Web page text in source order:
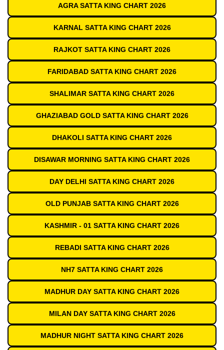
AGRA SATTA KING CHART 2026
KARNAL SATTA KING CHART 2026
RAJKOT SATTA KING CHART 2026
FARIDABAD SATTA KING CHART 2026
SHALIMAR SATTA KING CHART 2026
GHAZIABAD GOLD SATTA KING CHART 2026
DHAKOLI SATTA KING CHART 2026
DISAWAR MORNING SATTA KING CHART 2026
DAY DELHI SATTA KING CHART 2026
OLD PUNJAB SATTA KING CHART 2026
KASHMIR - 01 SATTA KING CHART 2026
REBADI SATTA KING CHART 2026
NH7 SATTA KING CHART 2026
MADHUR DAY SATTA KING CHART 2026
MILAN DAY SATTA KING CHART 2026
MADHUR NIGHT SATTA KING CHART 2026